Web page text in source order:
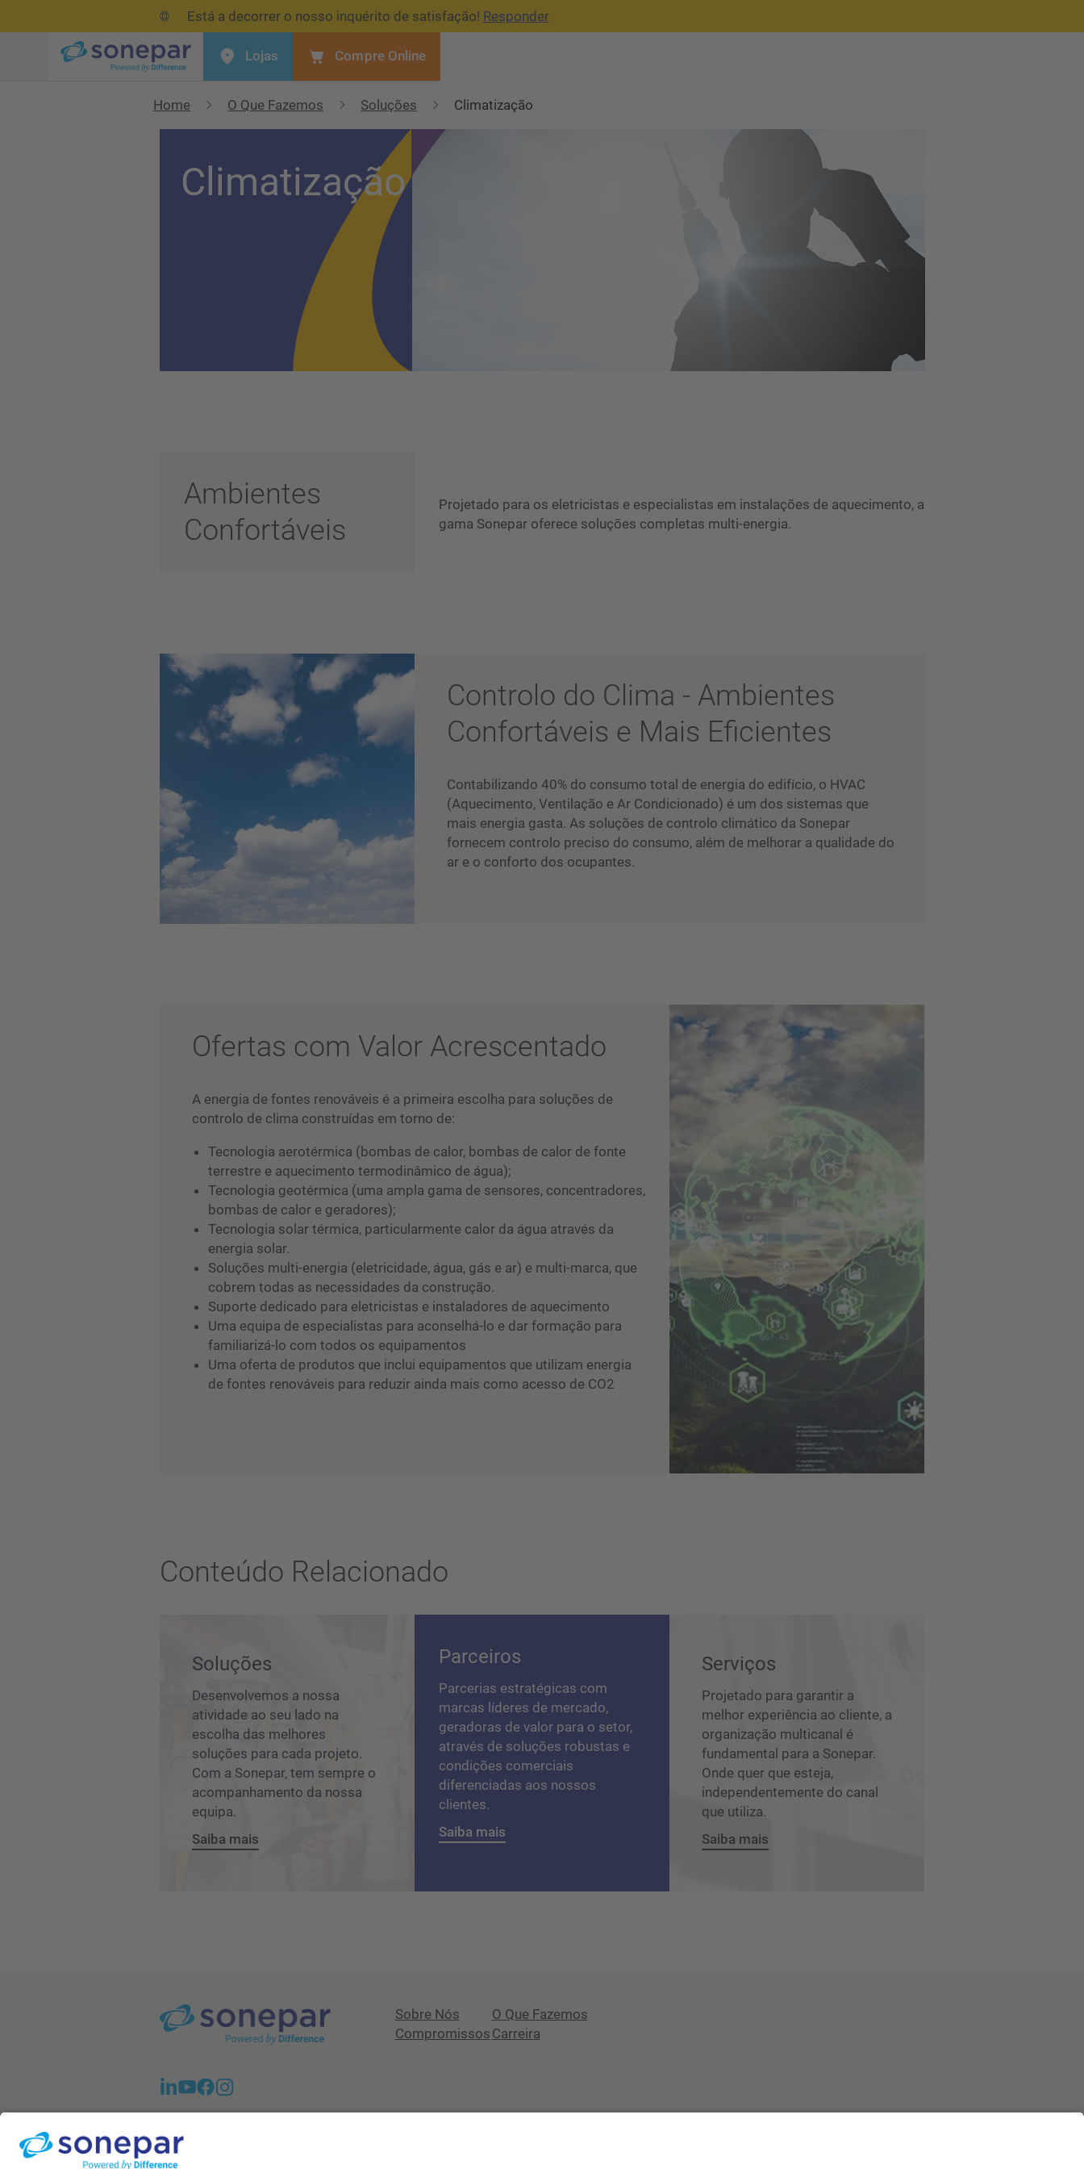
Está a decorrer o nosso inquérito de satisfação! Responder
Lojas Compre Online
Home O Que Fazemos Soluções Climatização
Climatização
Ambientes
Confortáveis
Projetado para os eletricistas e especialistas em instalações de aquecimento, a
gama Sonepar oferece soluções completas multi-energia.
Controlo do Clima - Ambientes
Confortáveis e Mais Eficientes
Contabilizando 40% do consumo total de energia do edifício, o HVAC
(Aquecimento, Ventilação e Ar Condicionado) é um dos sistemas que
mais energia gasta. As soluções de controlo climático da Sonepar
fornecem controlo preciso do consumo, além de melhorar a qualidade do
ar e o conforto dos ocupantes.
Ofertas com Valor Acrescentado
A energia de fontes renováveis ​​é a primeira escolha para soluções de
controlo de clima construídas em torno de:
Tecnologia aerotérmica (bombas de calor, bombas de calor de fonte
terrestre e aquecimento termodinâmico de água);
Tecnologia geotérmica (uma ampla gama de sensores, concentradores,
bombas de calor e geradores);
Tecnologia solar térmica, particularmente calor da água através da
energia solar.
Soluções multi-energia (eletricidade, água, gás e ar) e multi-marca, que
cobrem todas as necessidades da construção.
Suporte dedicado para eletricistas e instaladores de aquecimento
Uma equipa de especialistas para aconselhá-lo e dar formação para
familiarizá-lo com todos os equipamentos
Uma oferta de produtos que inclui equipamentos que utilizam energia
de fontes renováveis para reduzir ainda mais como acesso de CO2
Conteúdo Relacionado
Soluções
Desenvolvemos a nossa
atividade ao seu lado na
escolha das melhores
soluções para cada projeto.
Com a Sonepar, tem sempre o
acompanhamento da nossa
equipa.
Saiba mais
Parceiros
Parcerias estratégicas com
marcas líderes de mercado,
geradoras de valor para o setor,
através de soluções robustas e
condições comerciais
diferenciadas aos nossos
clientes.
Saiba mais
Serviços
Projetado para garantir a
melhor experiência ao cliente, a
organização multicanal é
fundamental para a Sonepar.
Onde quer que esteja,
independentemente do canal
que utiliza.
Saiba mais
Sobre Nós
O Que Fazemos
Compromissos Carreira